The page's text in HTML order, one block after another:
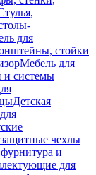
для
стойки
Мебель для
и системы
Детская
чехлы
и
для